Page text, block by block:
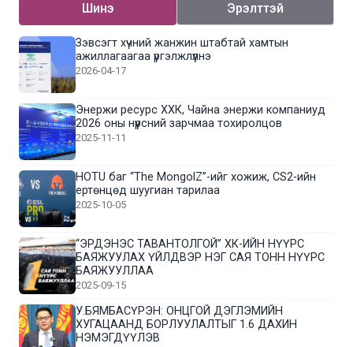
Шинэ Эрэлттэй
Зэвсэгт хүчний жанжин штабтай хамтын
ажиллагаагаа үргэлжлүүлнэ
2026-04-17
Энержи ресурс ХХК, Чайна энержи компаниуд
2026 оны нүүрсний зарчмаа тохиролцов
2025-11-11
HOTU баг “The MongolZ”-ийг хожиж, CS2-ийн
ертөнцөд шуугиан тарилаа
2025-10-05
“ЭРДЭНЭС ТАВАНТОЛГОЙ” ХК-ИЙН НҮҮРС
БАЯЖУУЛАХ ҮЙЛДВЭР НЭГ САЯ ТОНН НҮҮРС
БАЯЖУУЛЛАА
2025-09-15
У.БЯМБАСҮРЭН: ОНЦГОЙ ДЭГЛЭМИЙН
ХУГАЦААНД БОРЛУУЛАЛТЫГ 1.6 ДАХИН
НЭМЭГДҮҮЛЭВ